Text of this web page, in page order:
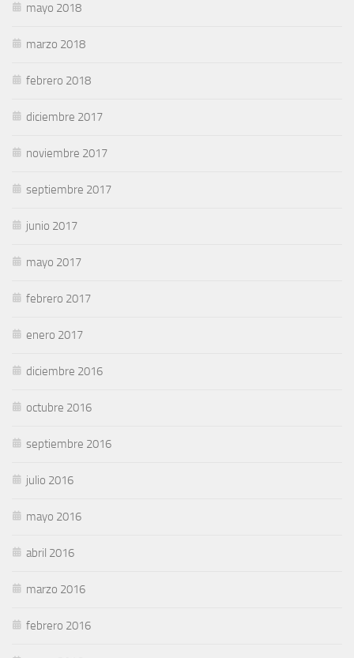
mayo 2018
marzo 2018
febrero 2018
diciembre 2017
noviembre 2017
septiembre 2017
junio 2017
mayo 2017
febrero 2017
enero 2017
diciembre 2016
octubre 2016
septiembre 2016
julio 2016
mayo 2016
abril 2016
marzo 2016
febrero 2016